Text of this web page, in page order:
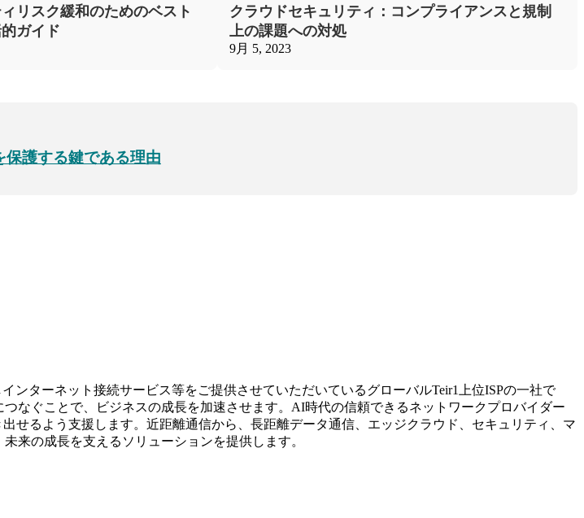
リスク緩和のためのベスト
ガイド
クラウドセキュリティ：コンプライアンスと規制
上の課題への対処
9月 5, 2023
護する鍵である理由
ターネット接続サービス等をご提供させていただいているグローバルTeir1上位ISPの一社で
なぐことで、ビジネスの成長を加速させます。AI時代の信頼できるネットワークプロバイダー
せるよう支援します。近距離通信から、長距離データ通信、エッジクラウド、セキュリティ、マ
来の成長を支えるソリューションを提供します。